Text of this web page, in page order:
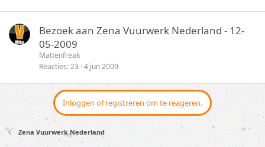
Bezoek aan Zena Vuurwerk Nederland - 12-
05-2009
Mattenfreak
Reacties 23 4 jun 2009
Inloggen of registreren om te reageren.
Zena Vuurwerk Nederland